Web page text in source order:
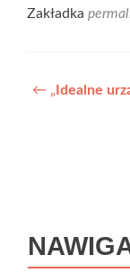
Zakładka
← „ Idealne